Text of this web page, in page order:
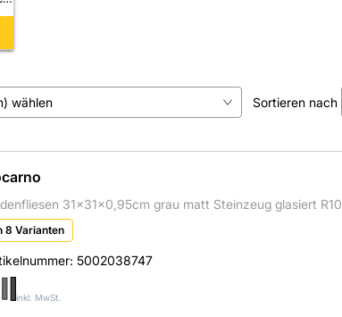
wählen Sortieren nach
31x31x0,95cm grau matt Steinzeug glasiert R10
8 Varianten
5002038747
inkl. MwSt.